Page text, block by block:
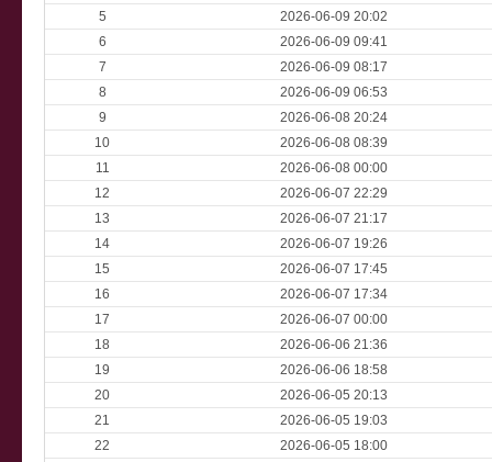
5
2026-06-09 20:02
6
2026-06-09 09:41
7
2026-06-09 08:17
8
2026-06-09 06:53
9
2026-06-08 20:24
10
2026-06-08 08:39
11
2026-06-08 00:00
12
2026-06-07 22:29
13
2026-06-07 21:17
14
2026-06-07 19:26
15
2026-06-07 17:45
16
2026-06-07 17:34
17
2026-06-07 00:00
18
2026-06-06 21:36
19
2026-06-06 18:58
20
2026-06-05 20:13
21
2026-06-05 19:03
22
2026-06-05 18:00